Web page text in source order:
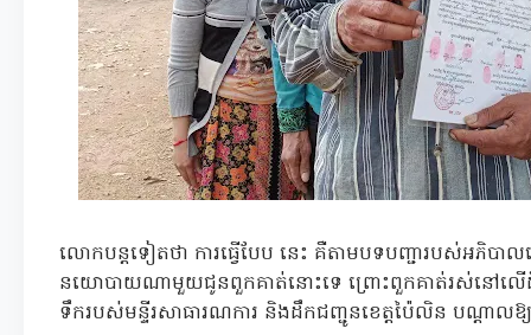
លោកបន្តទៀតថា ការធ្វើបែប នេះ គឺតាមបទបញ្ជារបស់អភិបា
នយោបាយណាមួយជូនពួកគាត់នោះទេ ព្រោះពួកគាត់រស់នៅលើ
ទឹករបស់មន្ទីរសាធារណការ និងដឹកជញ្ជូនខេត្តប៉ៃលិន បណ្តាល